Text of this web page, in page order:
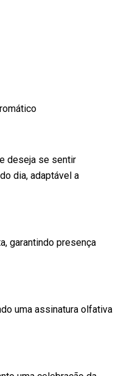
deseja se sentir
dia, adaptável a
garantindo presença
uma assinatura olfativa